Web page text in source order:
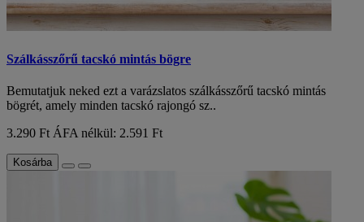
Szálkásszőrű tacskó mintás bögre
Bemutatjuk neked ezt a varázslatos szálkásszőrű tacskó mintás
bögrét, amely minden tacskó rajongó sz..
3.290 Ft ÁFA nélkül: 2.591 Ft
Kosárba